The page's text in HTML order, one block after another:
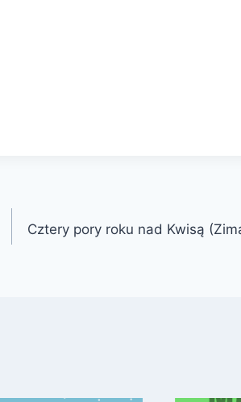
Cztery pory roku nad Kwisą